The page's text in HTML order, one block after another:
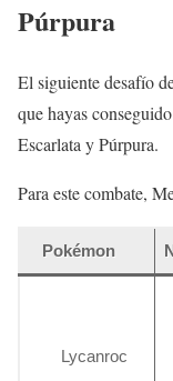
Púrpura
El siguiente desafío
que hayas
Escarlata y Púrpura.
Para este combate,
Pokémon
Lycanroc